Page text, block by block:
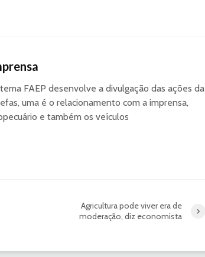
FAEP desenvolve a divulgação das ações da
uma é o relacionamento com a imprensa,
e também os veículos
Agricultura pode viver era de
moderação, diz economista